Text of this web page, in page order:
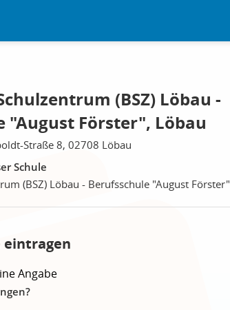
(BSZ) Löbau -
"August Förster", Löbau
Straße 8, 02708 Löbau
Schule
(BSZ) Löbau - Berufsschule "August Förster"
eintragen
Angabe